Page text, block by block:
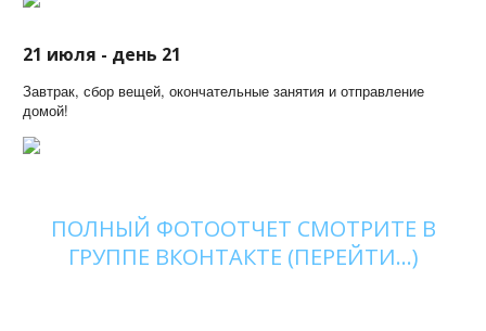
21 июля - день 21
Завтрак, сбор вещей, окончательные занятия и отправление
домой!
ПОЛНЫЙ ФОТООТЧЕТ СМОТРИТЕ В
ГРУППЕ ВКОНТАКТЕ (ПЕРЕЙТИ...)